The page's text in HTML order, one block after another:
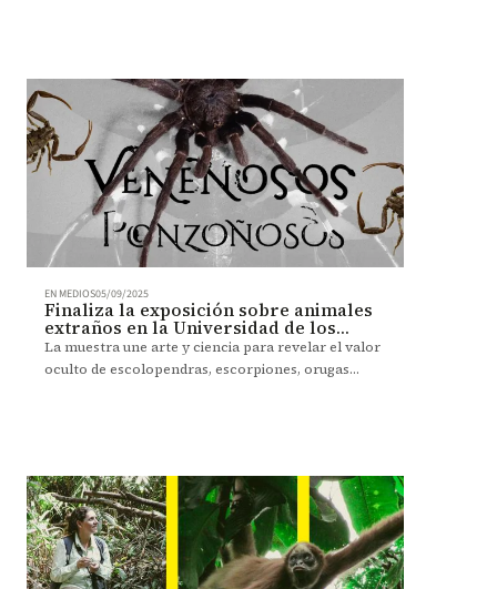
EN MEDIOS05/09/2025
Finaliza la exposición sobre animales
extraños en la Universidad de los
Andes
La muestra une arte y ciencia para revelar el valor
oculto de escolopendras, escorpiones, orugas